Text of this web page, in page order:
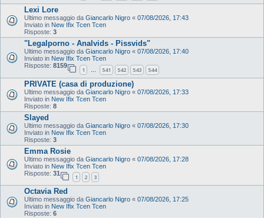
Lexi Lore
Ultimo messaggio da Giancarlo Nigro « 07/08/2026, 17:43
Inviato in New Ifix Tcen Tcen
Risposte: 3
"Legalporno - Analvids - Pissvids"
Ultimo messaggio da Giancarlo Nigro « 07/08/2026, 17:40
Inviato in New Ifix Tcen Tcen
Risposte: 8159
1 … 541 542 543 544
PRIVATE (casa di produzione)
Ultimo messaggio da Giancarlo Nigro « 07/08/2026, 17:33
Inviato in New Ifix Tcen Tcen
Risposte: 8
Slayed
Ultimo messaggio da Giancarlo Nigro « 07/08/2026, 17:30
Inviato in New Ifix Tcen Tcen
Risposte: 3
Emma Rosie
Ultimo messaggio da Giancarlo Nigro « 07/08/2026, 17:28
Inviato in New Ifix Tcen Tcen
Risposte: 31
1 2 3
Octavia Red
Ultimo messaggio da Giancarlo Nigro « 07/08/2026, 17:25
Inviato in New Ifix Tcen Tcen
Risposte: 6